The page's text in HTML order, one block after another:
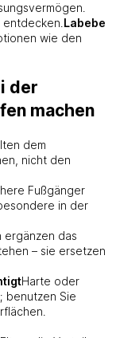
Labebe
wie den
der
machen
dem
nicht den
Fußgänger
in der
ergänzen das
– sie ersetzen
Harte oder
benutzen Sie